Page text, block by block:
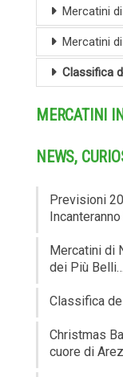
Mercatini
Mercatini
Classifica
MERCATINI
NEWS,
Previsioni
Incanteranno
Mercatini di
dei Più Belli…
Classifica
Christmas
cuore di